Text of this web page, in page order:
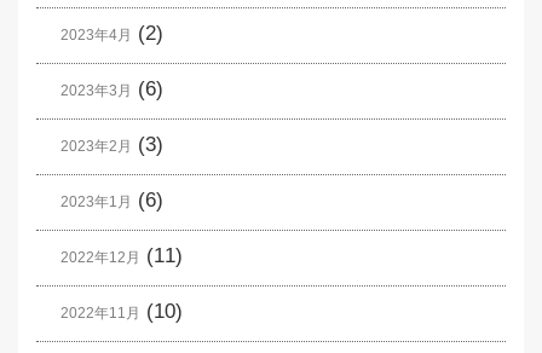
2023年4月 (2)
2023年3月 (6)
2023年2月 (3)
2023年1月 (6)
2022年12月 (11)
2022年11月 (10)